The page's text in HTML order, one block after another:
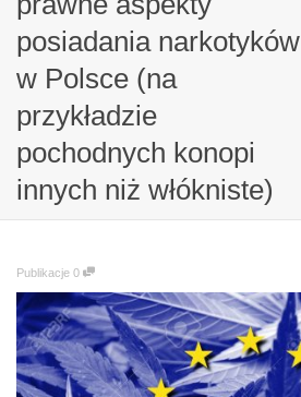
posiadania narkotyków
w Polsce (na
przykładzie
pochodnych konopi
innych niż włókniste)
Publikacje 0